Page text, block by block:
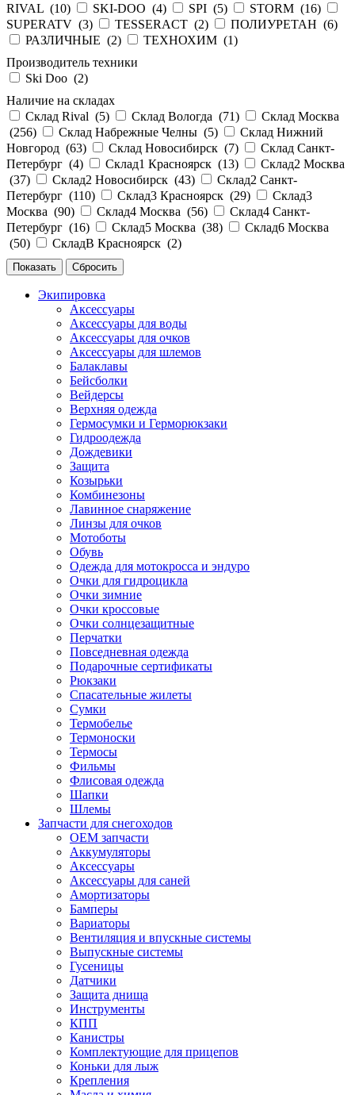
RIVAL (10) SKI-DOO (4) SPI (5) STORM (16)
SUPERATV (3) TESSERACT (2) ПОЛИУРЕТАН (6)
РАЗЛИЧНЫЕ (2) ТЕХНОХИМ (1)
Производитель техники
Ski Doo (2)
Наличие на складах
Склад Rival (5) Склад Вологда (71)
Склад Москва
(256) Склад Набрежные Челны (5)
Склад Нижний
Новгород (63) Склад Новосибирск (7)
Склад Санкт-
Петербург (4) Склад1 Красноярск (13)
Склад2 Москва
(37) Склад2 Новосибирск (43)
Склад2 Санкт-
Петербург (110) Склад3 Красноярск (29)
Склад3
Москва (90) Склад4 Москва (56)
Склад4 Санкт-
Петербург (16) Склад5 Москва (38)
Склад6 Москва
(50) СкладВ Красноярск (2)
Экипировка
Аксессуары
Аксессуары для воды
Аксессуары для очков
Аксессуары для шлемов
Балаклавы
Бейсболки
Вейдерсы
Верхняя одежда
Гермосумки и Герморюкзаки
Гидроодежда
Дождевики
Защита
Козырьки
Комбинезоны
Лавинное снаряжение
Линзы для очков
Мотоботы
Обувь
Одежда для мотокросса и эндуро
Очки для гидроцикла
Очки зимние
Очки кроссовые
Очки солнцезащитные
Перчатки
Повседневная одежда
Подарочные сертификаты
Рюкзаки
Спасательные жилеты
Сумки
Термобелье
Термоноски
Термосы
Фильмы
Флисовая одежда
Шапки
Шлемы
Запчасти для снегоходов
OEM запчасти
Аккумуляторы
Аксессуары
Аксессуары для саней
Амортизаторы
Бамперы
Вариаторы
Вентиляция и впускные системы
Выпускные системы
Гусеницы
Датчики
Защита днища
Инструменты
КПП
Канистры
Комплектующие для прицепов
Коньки для лыж
Крепления